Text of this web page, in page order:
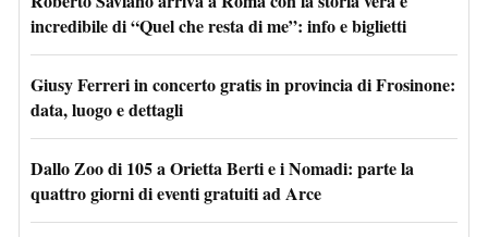
incredibile di “Quel che resta di me”: info e biglietti
Giusy Ferreri in concerto gratis in provincia di Frosinone:
data, luogo e dettagli
Dallo Zoo di 105 a Orietta Berti e i Nomadi: parte la
quattro giorni di eventi gratuiti ad Arce